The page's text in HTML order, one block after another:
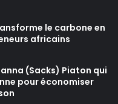
le carbone en
africains
(Sacks) Piaton qui
pour économiser